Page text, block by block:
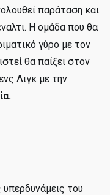
παράταση και
Η ομάδα που θα
γύρο με τον
θα παίξει στον
Λιγκ με την
υπερδυνάμεις του